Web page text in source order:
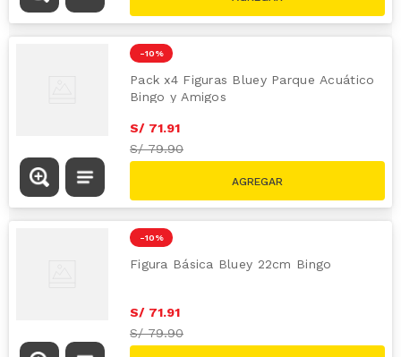
-10 %
Pack x4 Figuras Bluey Parque Acuático
Bingo y Amigos
S/ 71.91
S/79.90
-10 %
Figura Básica Bluey 22cm Bingo
S/ 71.91
S/79.90